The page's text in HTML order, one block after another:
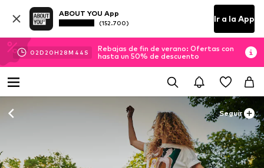
ABOUT YOU App
(152.700) Ir a la App
02D 20H 28M 43 S
Rebajas de fin de verano: Ofertas con
hasta un 50% de descuento
Seguir